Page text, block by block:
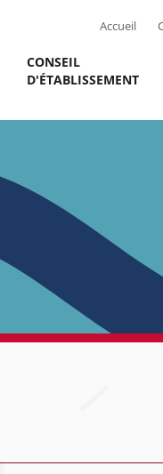
Accueil
CONSEIL
D'ÉTABLISSEMENT